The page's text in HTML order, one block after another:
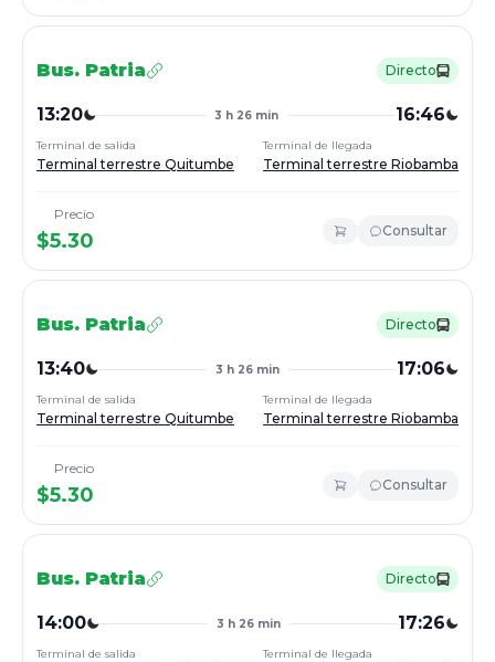
Bus. Patria Directo
13:20 3 h 26 min 16:46
Terminal de salida
Terminal terrestre Quitumbe
Terminal de llegada
Terminal terrestre Riobamba
Precio
$5.30 Consultar
Bus. Patria Directo
13:40 3 h 26 min 17:06
Terminal de salida
Terminal terrestre Quitumbe
Terminal de llegada
Terminal terrestre Riobamba
Precio
$5.30 Consultar
Bus. Patria Directo
14:00 3 h 26 min 17:26
Terminal de salida Terminal de llegada